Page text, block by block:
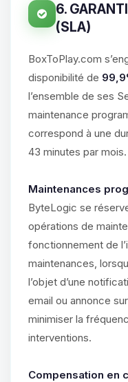
6.
(SLA)
BoxToPlay.com
disponibilité de
l’ensemble de ses
maintenance
correspond à une
43 minutes par mois.
Maintenances
ByteLogic se
opérations de
fonctionnement de
maintenances,
l’objet d’une
email ou annonce
minimiser la
interventions.
Compensation en